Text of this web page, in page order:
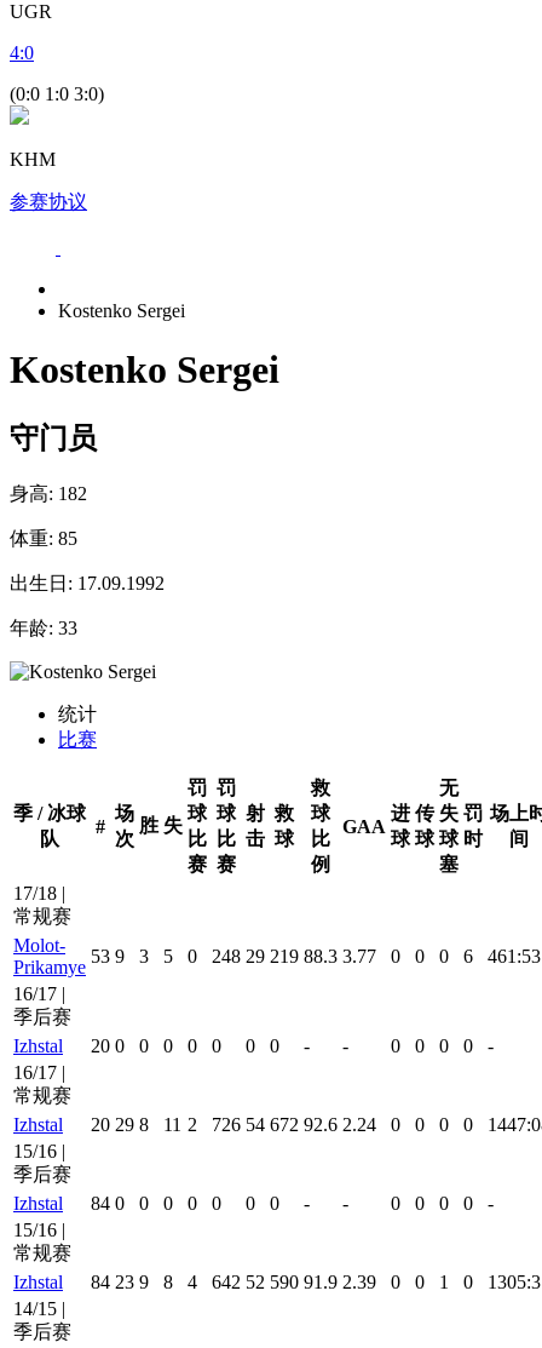
UGR
4:0
(0:0 1:0 3:0)
KHM
参赛协议
Kostenko Sergei
Kostenko Sergei
守门员
身高: 182
体重: 85
出生日: 17.09.1992
年龄: 33
统计
比赛
季 / 冰球
队
#
场
次
胜 失
罚
球
比
赛
罚
球
比
赛
射
击
救
球
救
球
比
例
GAA
进
球
传
球
无
失
球
塞
罚
时
场上
间
17/18 |
常规赛
Molot-
Prikamye
53 9 3 5 0 248 29 219 88.3 3.77 0 0 0 6
461:53
16/17 |
季后赛
Izhstal
20 0 0 0 0 0 0 0 - - 0 0 0 0
-
16/17 |
常规赛
Izhstal
20 29 8 11 2 726 54 672 92.6 2.24 0 0 0 0
15/16 |
季后赛
Izhstal
84 0 0 0 0 0 0 0 - - 0 0 0 0
-
15/16 |
常规赛
Izhstal
84 23 9 8 4 642 52 590 91.9 2.39 0 0 1 0
14/15 |
季后赛